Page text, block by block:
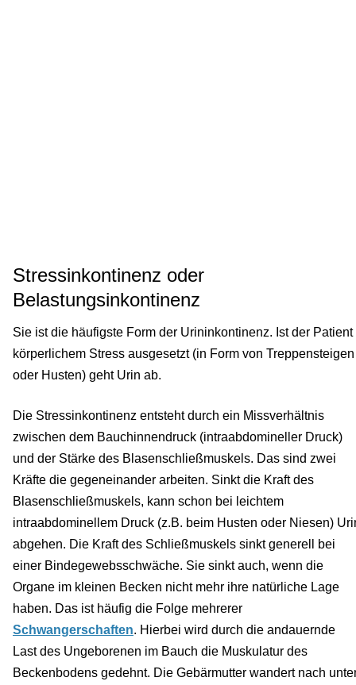
Stressinkontinenz oder
Belastungsinkontinenz
Sie ist die häufigste Form der Urininkontinenz. Ist der Patient
körperlichem Stress ausgesetzt (in Form von Treppensteigen
oder Husten) geht Urin ab.
Die Stressinkontinenz entsteht durch ein Missverhältnis
zwischen dem Bauchinnendruck (intraabdomineller Druck)
und der Stärke des Blasenschließmuskels. Das sind zwei
Kräfte die gegeneinander arbeiten. Sinkt die Kraft des
Blasenschließmuskels, kann schon bei leichtem
intraabdominellem Druck (z.B. beim Husten oder Niesen)
abgehen. Die Kraft des Schließmuskels sinkt generell bei
einer Bindegewebsschwäche. Sie sinkt auch, wenn die
Organe im kleinen Becken nicht mehr ihre natürliche Lage
haben. Das ist häufig die Folge mehrerer
Schwangerschaften. Hierbei wird durch die andauernde
Last des Ungeborenen im Bauch die Muskulatur des
Beckenbodens gedehnt. Die Gebärmutter wandert nach